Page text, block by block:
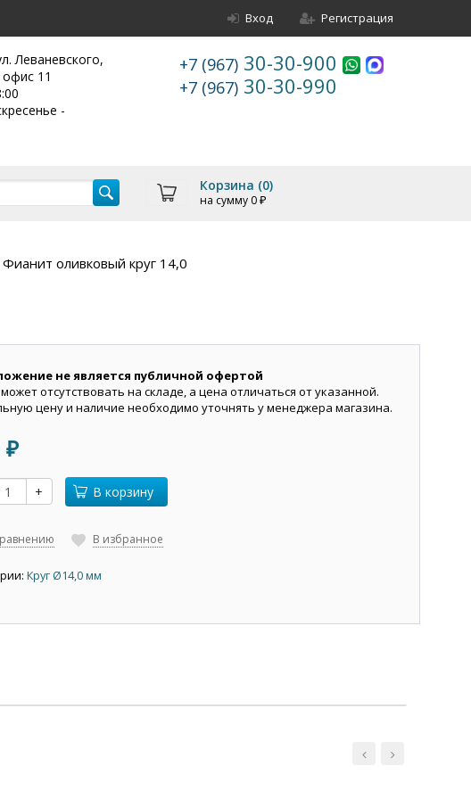
Вход Регистрация
Леваневского,
11
-
+7 (967) 30-30-900
+7 (967) 30-30-990
Корзина (0)
на сумму 0 ₽
Фианит оливковый круг 14,0
не является публичной офертой
отсутствовать на складе, а цена отличаться от указанной.
цену и наличие необходимо уточнять у менеджера магазина.
₽
+ В корзину
В избранное
Круг Ø14,0 мм